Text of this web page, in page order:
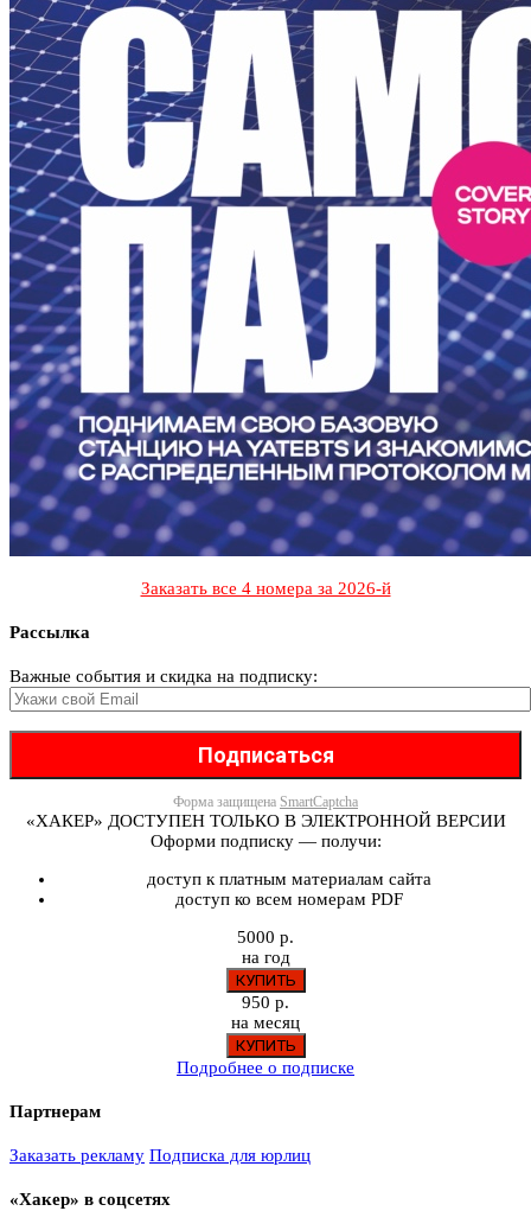
Заказать все 4 номера за 2026-й
Рассылка
Важные события и скидка на подписку:
Форма защищена SmartCaptcha
«ХАКЕР» ДОСТУПЕН ТОЛЬКО В ЭЛЕКТРОННОЙ ВЕРСИИ
Оформи подписку — получи:
доступ к платным материалам сайта
доступ ко всем номерам PDF
5000 р.
на год
950 р.
на месяц
Подробнее о подписке
Партнерам
Заказать рекламу Подписка для юрлиц
«Хакер» в соцсетях